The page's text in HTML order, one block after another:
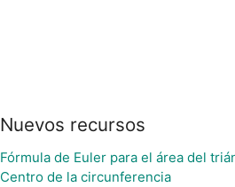
Nuevos recursos
Fórmula de Euler para el área del
Centro de la circunferencia